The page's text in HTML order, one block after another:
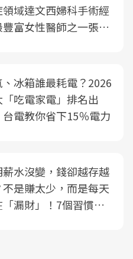
域達文西婦科手術經
富女性醫師之一張永
醫院建構360度女性健
護生態圈
、冰箱誰最耗電？2026
「吃電家電」排名出
電教你省下15％電力
薪水沒變，錢卻越存越
不是賺太少，而是每天
漏財」！7個習慣一